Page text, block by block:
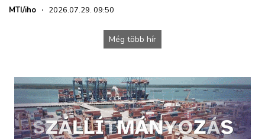
MTI/iho · 2026.07.29. 09:50
Még több hír